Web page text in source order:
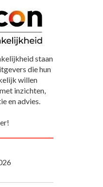
staan
die hun
willen
inzichten,
en advies.